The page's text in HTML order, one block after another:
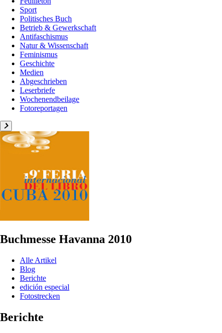
Sport
Politisches Buch
Betrieb & Gewerkschaft
Antifaschismus
Natur & Wissenschaft
Feminismus
Geschichte
Medien
Abgeschrieben
Leserbriefe
Wochenendbeilage
Fotoreportagen
Buchmesse Havanna 2010
Alle Artikel
Blog
Berichte
edición especial
Fotostrecken
Berichte